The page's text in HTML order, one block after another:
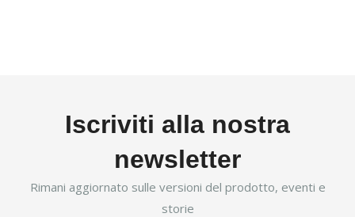
Iscriviti alla nostra
newsletter
Rimani aggiornato sulle versioni del prodotto, eventi e
storie